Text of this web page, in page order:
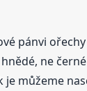
pánvi
ne
je můžeme